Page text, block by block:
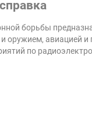
борьбы
оружием, авиацией
по